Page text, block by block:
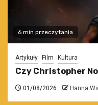
6 min przeczytania
Artykuły Film Kultura
Czy Christopher
01/08/2026 Hanna